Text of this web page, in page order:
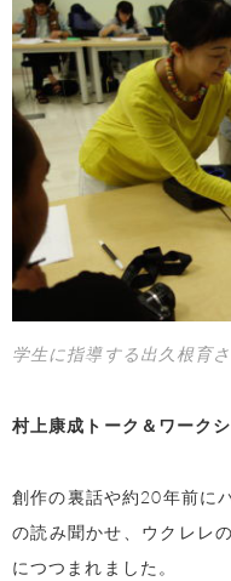
学生に指導する出久根育
村上康成トーク＆ワーク
創作の裏話や約20年前に
の読み聞かせ、ウクレレ
につつまれました。